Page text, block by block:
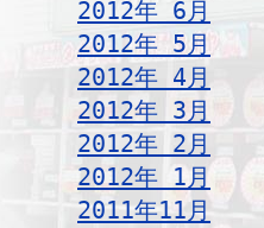
2012年 6月
2012年 5月
2012年 4月
2012年 3月
2012年 2月
2012年 1月
2011年11月